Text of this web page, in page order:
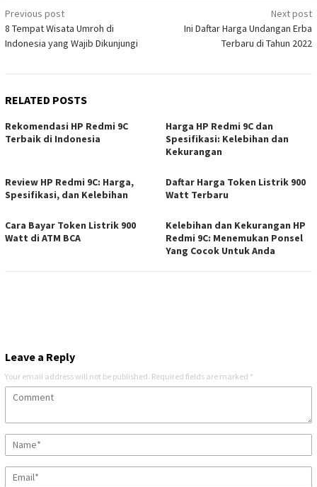
Post
navigation
Previous post
8 Tempat Wisata Umroh di
Indonesia yang Wajib Dikunjungi
Next post
Ini Daftar Harga Undangan Erba
Terbaru di Tahun 2022
RELATED POSTS
Rekomendasi HP Redmi 9C
Terbaik di Indonesia
Harga HP Redmi 9C dan
Spesifikasi: Kelebihan dan
Kekurangan
Review HP Redmi 9C: Harga,
Spesifikasi, dan Kelebihan
Daftar Harga Token Listrik 900
Watt Terbaru
Cara Bayar Token Listrik 900
Watt di ATM BCA
Kelebihan dan Kekurangan HP
Redmi 9C: Menemukan Ponsel
Yang Cocok Untuk Anda
Leave a Reply
Your email address will not be published. Required fields are marked *